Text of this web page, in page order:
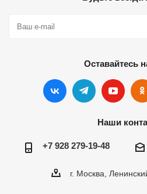
Оставайтесь
Наши
+7 928 279-19-48
г. Москва,